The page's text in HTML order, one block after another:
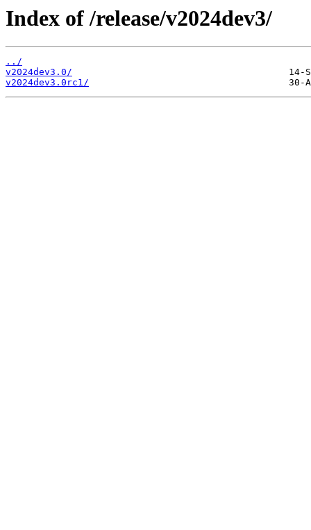
Index of /release/v2024dev3/
../
v2024dev3.0/
v2024dev3.0rc1/